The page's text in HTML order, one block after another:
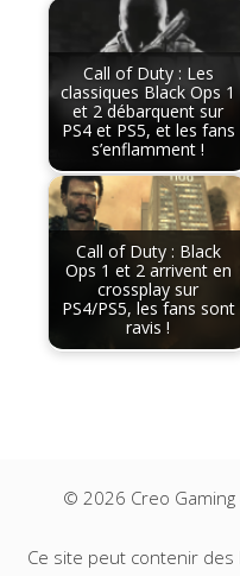
Call of Duty : Les
classiques Black Ops 1
et 2 débarquent sur
PS4 et PS5, et les fans
s’enflamment !
Call of Duty : Black
Ops 1 et 2 arrivent en
crossplay sur
PS4/PS5, les fans sont
ravis !
© 2026 Creo Gaming
Ce site peut contenir